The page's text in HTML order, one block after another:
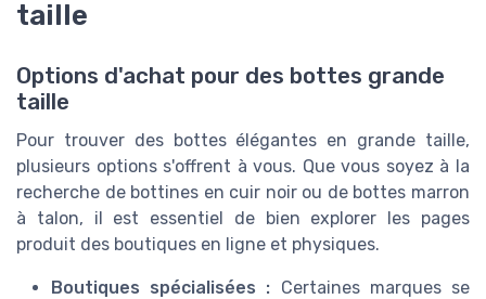
taille
Options d'achat pour des bottes grande
taille
Pour trouver des bottes élégantes en grande taille,
plusieurs options s'offrent à vous. Que vous soyez à la
recherche de bottines en cuir noir ou de bottes marron
à talon, il est essentiel de bien explorer les pages
produit des boutiques en ligne et physiques.
Boutiques spécialisées : Certaines marques se